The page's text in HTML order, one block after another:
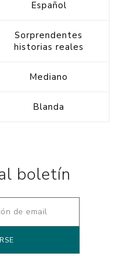
Español
Sorprendentes
historias reales
Mediano
Blanda
boletín